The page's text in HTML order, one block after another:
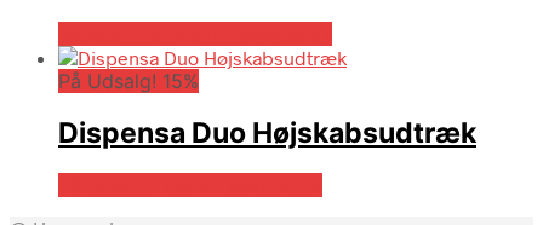
På Udsalg! 15%
Dispensa Duo Højskabsudtræk